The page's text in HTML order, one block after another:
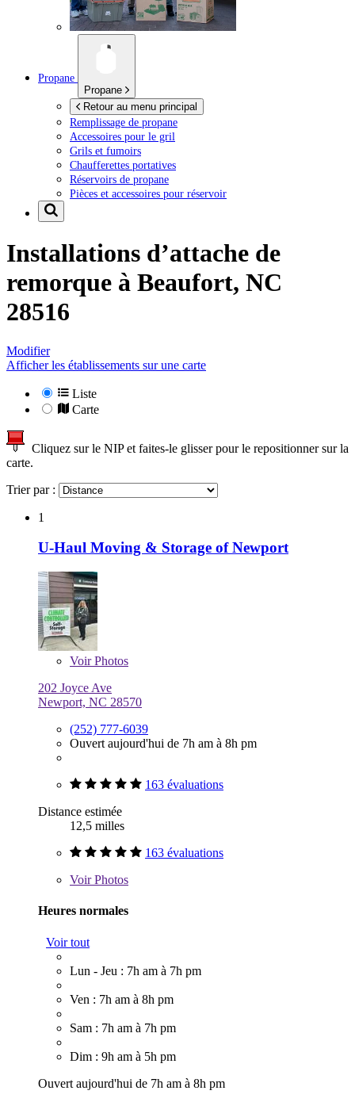
Propane
Propane
Retour au menu principal
Remplissage de propane
Accessoires pour le gril
Grils et fumoirs
Chaufferettes portatives
Réservoirs de propane
Pièces et accessoires pour réservoir
Installations d’attache de
remorque à Beaufort, NC
28516
Modifier
Afficher les établissements sur une carte
Liste
Carte
Cliquez sur le NIP et faites-le glisser pour le repositionner sur la
carte.
Trier par :
1
U-Haul Moving & Storage of Newport
VoirPhotos
202 Joyce Ave
Newport, NC 28570
(252) 777-6039
Ouvert aujourd'hui de 7h am à 8h pm
163 évaluations
Distance estimée
12,5 milles
163 évaluations
VoirPhotos
Heures normales
Voir tout
Lun - Jeu : 7h am à 7h pm
Ven : 7h am à 8h pm
Sam : 7h am à 7h pm
Dim : 9h am à 5h pm
Ouvert aujourd'hui de 7h am à 8h pm